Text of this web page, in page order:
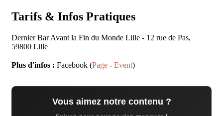
Tarifs & Infos Pratiques
Dernier Bar Avant la Fin du Monde Lille - 12 rue de Pas,
59800 Lille
Plus d'infos : Facebook (Page - Event)
Vous aimez notre contenu ?